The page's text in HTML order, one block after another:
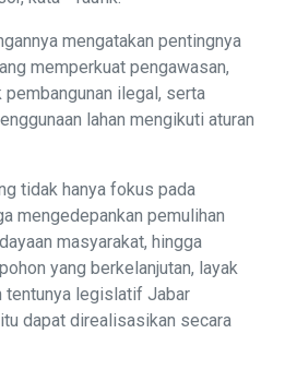
mengatakan pentingnya
memperkuat pengawasan,
ilegal, serta
lahan mengikuti aturan
tidak hanya fokus pada
mengedepankan pemulihan
masyarakat, hingga
yang berkelanjutan, layak
tentunya legislatif Jabar
dapat direalisasikan secara